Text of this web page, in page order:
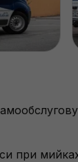
при